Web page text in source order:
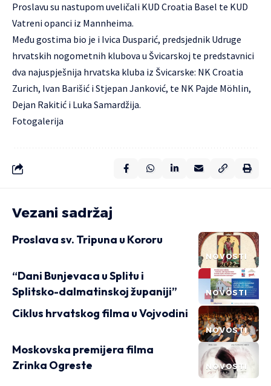
Proslavu su nastupom uveličali KUD Croatia Basel te KUD
Vatreni opanci iz Mannheima.
Među gostima bio je i Ivica Dusparić, predsjednik Udruge
hrvatskih nogometnih klubova u Švicarskoj te predstavnici
dva najuspješnija hrvatska kluba iz Švicarske: NK Croatia
Zurich, Ivan Barišić i Stjepan Janković, te NK Pajde Möhlin,
Dejan Rakitić i Luka Samardžija.
Fotogalerija
Vezani sadržaj
NOVOSTI
Proslava sv. Tripuna u Kororu
NOVOSTI
“Dani Bunjevaca u Splitu i
Splitsko-dalmatinskoj županiji”
NOVOSTI
Ciklus hrvatskog filma u Vojvodini
NOVOSTI
Moskovska premijera filma
Zrinka Ogreste